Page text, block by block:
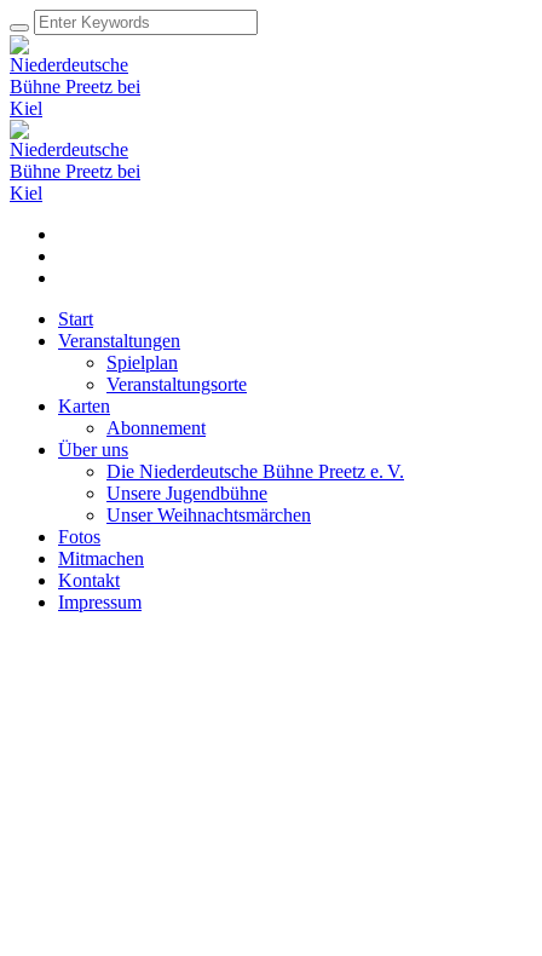
Start
Veranstaltungen
Spielplan
Veranstaltungsorte
Karten
Abonnement
Über uns
Die Niederdeutsche Bühne Preetz e. V.
Unsere Jugendbühne
Unser Weihnachtsmärchen
Fotos
Mitmachen
Kontakt
Impressum